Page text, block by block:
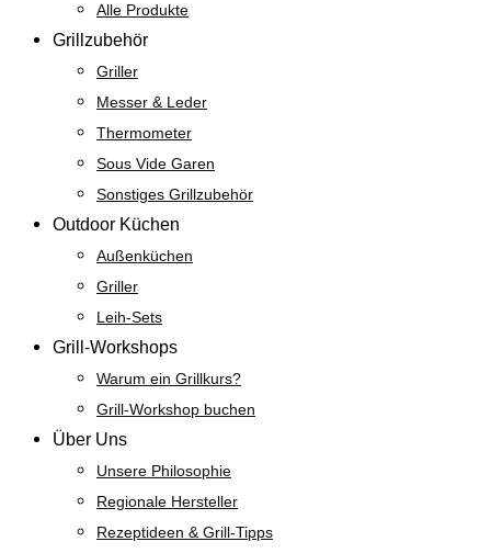
Alle Produkte
Grillzubehör
Griller
Messer & Leder
Thermometer
Sous Vide Garen
Sonstiges Grillzubehör
Outdoor Küchen
Außenküchen
Griller
Leih-Sets
Grill-Workshops
Warum ein Grillkurs?
Grill-Workshop buchen
Über Uns
Unsere Philosophie
Regionale Hersteller
Rezeptideen & Grill-Tipps